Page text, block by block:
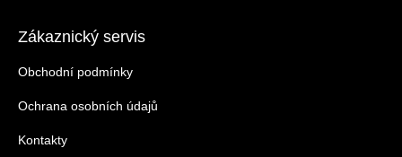
Zákaznický servis
Obchodní podmínky
Ochrana osobních údajů
Kontakty